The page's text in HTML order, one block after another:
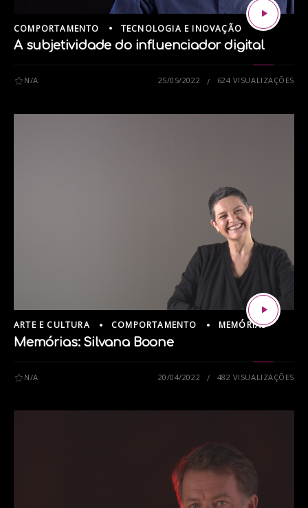
COMPORTAMENTO TECNOLOGIA E INOVAÇÃO
A subjetividade do influenciador digital
N/A 25/05/2022 624 VISUALIZAÇÕES
ARTE E CULTURA COMPORTAMENTO MEMÓRIAS
Memórias: Silvana Boone
N/A 20/04/2022 482 VISUALIZAÇÕES